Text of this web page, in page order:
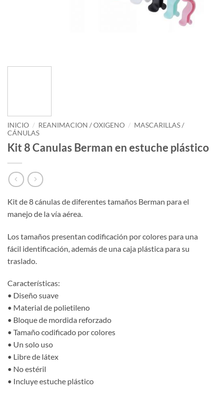
INICIO / REANIMACION / OXIGENO / MASCARILLAS /
CÁNULAS
Kit 8 Canulas Berman en estuche plástico
Kit de 8 cánulas de diferentes tamaños Berman para el
manejo de la vía aérea.
Los tamaños presentan codificación por colores para una
fácil identificación, además de una caja plástica para su
traslado.
Características:
• Diseño suave
• Material de polietileno
• Bloque de mordida reforzado
• Tamaño codificado por colores
• Un solo uso
• Libre de látex
• No estéril
• Incluye estuche plástico